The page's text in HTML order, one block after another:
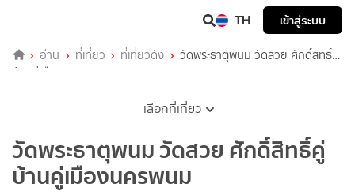
TH เข้าสู่ระบบ
อ่าน ที่เที่ยว ที่เที่ยวดัง
วัดพระธาตุพนม วัดสวย ศักดิ์สิทธิ์คู่
บ้านคู่เมืองนครพนม
เลือกที่เที่ยว
วัดพระธาตุพนม วัดสวย ศักดิ์สิทธิ์คู่
บ้านคู่เมืองนครพนม